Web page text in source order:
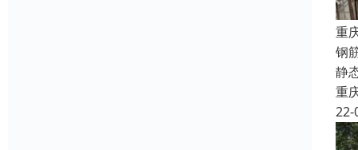
重
钢
静
重
22-